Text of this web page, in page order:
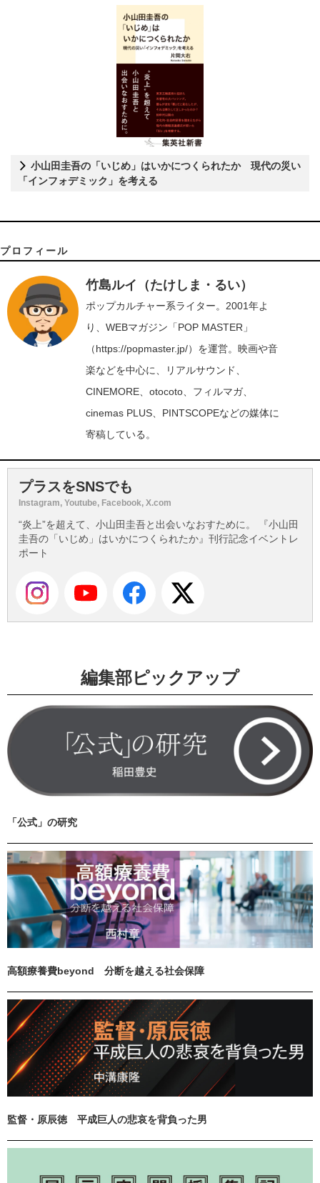
小山田圭吾の「いじめ」はいかにつくられたか 現代の災い
「インフォデミック」を考える
プロフィール
竹島ルイ（たけしま・るい）
ポップカルチャー系ライター。2001年よ
り、WEBマガジン「POP MASTER」
（https://popmaster.jp/）を運営。映画や音
楽などを中心に、リアルサウンド、
CINEMORE、otocoto、フィルマガ、
cinemas PLUS、PINTSCOPEなどの媒体に
寄稿している。
プラスをSNSでも
Instagram, Youtube, Facebook, X.com
“炎上”を超えて、小山田圭吾と出会いなおすために。 『小山田
圭吾の「いじめ」はいかにつくられたか』刊行記念イベントレ
ポート
編集部ピックアップ
「公式」の研究
高額療養費beyond 分断を越える社会保障
監督・原辰徳 平成巨人の悲哀を背負った男